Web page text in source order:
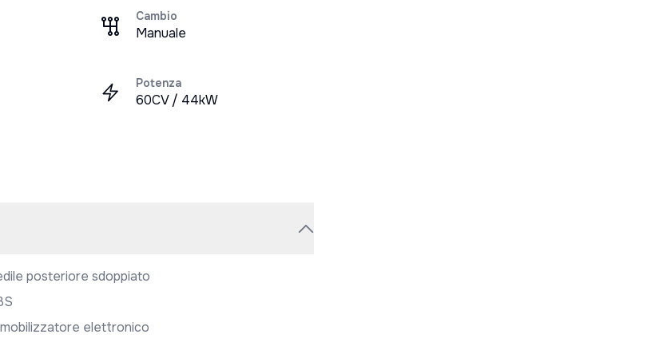
Cambio
Manuale
Potenza
60CV / 44kW
posteriore sdoppiato
elettronico